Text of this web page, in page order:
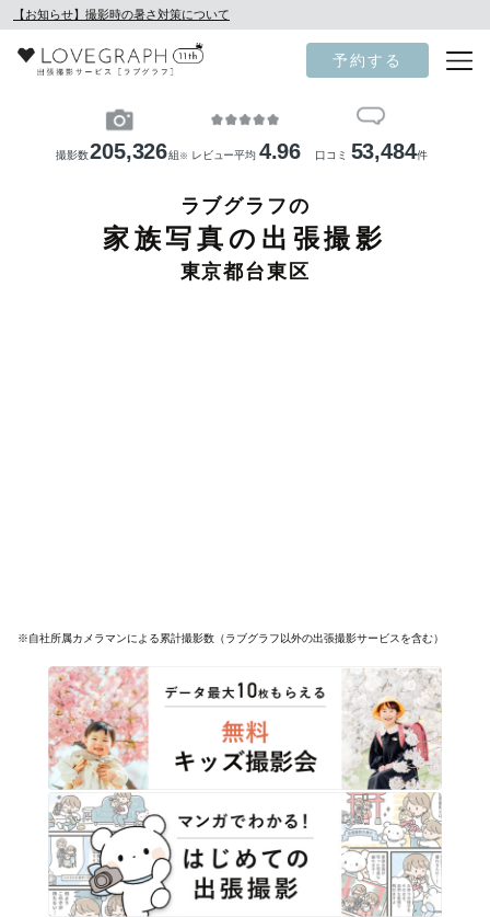
【お知らせ】撮影時の暑さ対策について
予約する
撮影数205,326組 ※ レビュー平均 4.96 口コミ 53,484件
ラブグラフの
家族写真の出張撮影
東京都台東区
※自社所属カメラマンによる累計撮影数（ラブグラフ以外の出張撮影サービスを含む）